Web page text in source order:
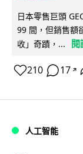
日本零售巨頭
99 間，但銷售額
收」奇蹟，...
210 17 ↗
人工智能